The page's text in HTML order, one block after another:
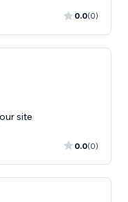
0.0(0)
site
0.0(0)